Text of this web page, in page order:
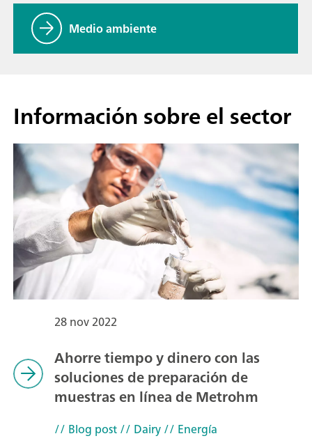
Medio ambiente
Información sobre el sector
28 nov 2022
Ahorre tiempo y dinero con las
soluciones de preparación de
muestras en línea de Metrohm
// Blog post// Dairy// Energía